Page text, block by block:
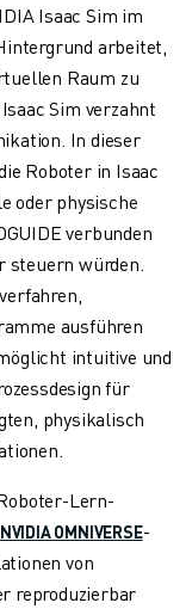
Isaac Sim im
arbeitet,
Raum zu
Sim verzahnt
In dieser
Roboter in Isaac
oder physische
verbunden
steuern würden.
ausführen
intuitive und
für
physikalisch
Lern-
NVIDIA OMNIVERSE-
von
reproduzierbar